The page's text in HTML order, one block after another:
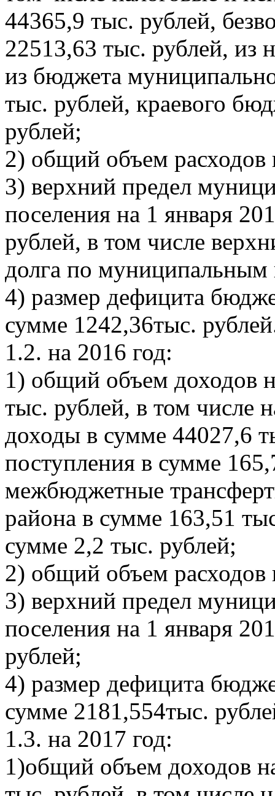
44365,9 тыс. рублей,
22513,63 тыс. рублей,
из бюджета
тыс. рублей, краевого
рублей;
2) общий объем расходов
3) верхний предел
поселения на 1 января
рублей, в том числе
долга по муниципальным
4) размер дефицита
сумме 1242,36тыс.
1.2. на 2016 год:
1) общий объем доходов
тыс. рублей, в том числе
доходы в сумме 44027,6
поступления в сумме
межбюджетные
района в сумме 163,51
сумме 2,2 тыс. рублей;
2) общий объем расходов
3) верхний предел
поселения на 1 января
рублей;
4) размер дефицита
сумме 2181,554тыс.
1.3. на 2017 год:
1)общий объем доходов